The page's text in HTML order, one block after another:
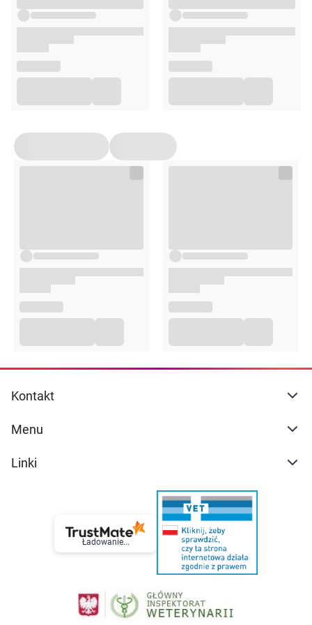
W przypadku chęci pokrycia siwych włosów u brunetek
warto rozważyć dwuetapowe hennowanie dla
optymalnego efektu koloryzacji ziołowej.
Opakowanie
Kontakt
Menu
Linki
Ładowanie...